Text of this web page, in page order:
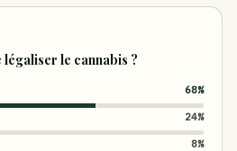
le cannabis ?
68%
24%
8%